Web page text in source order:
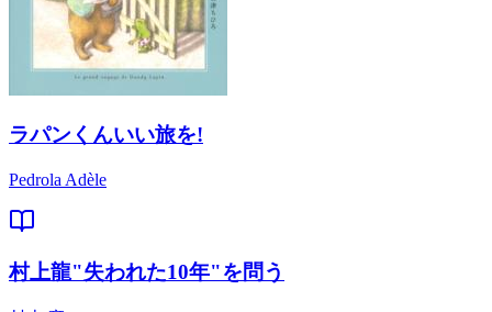
ラパンくんいい旅を!
Pedrola Adèle
村上龍"失われた10年"を問う